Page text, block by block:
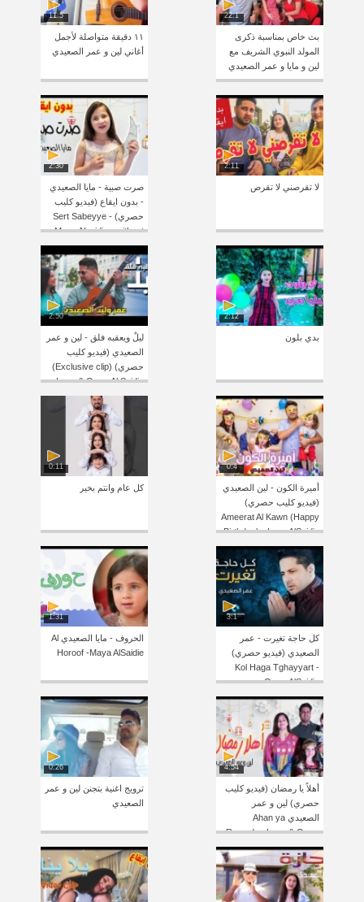
22:1
بث خاص بمناسبة ذكرى
المولد النبوي الشريف مع
لين و مايا و عمر الصعيدي
11:5
١١ دقيقة متواصلة لأجمل
أغاني لين و عمر الصعيدي
2:11
لا تقرصني لا تقرص
2:30
صرت صبية - مايا الصعيدي
- بدون ايقاع (فيديو كليب
حصري) Sert Sabeyye -
Maya Alsaidie - without
Drum
2:12
بدي بلون
2:50
ليلٌ ويعقبه فلق - لين و عمر
الصعيدي (فيديو كليب
حصري) (Exclusive clip)
Leen & Omar Al Saidie
0:4
أميرة الكون - لين الصعيدي
(فيديو كليب حصري)
Ameerat Al Kawn (Happy
Birthday) - Leen AlSaidie
0:11
كل عام وانتم بخير
3:1
كل حاجة تغيرت - عمر
الصعيدي (فيديو حصري)
Kol Haga Tghayyart -
Omar AlSaidie
1:31
الحروف - مايا الصعيدي Al
Horoof -Maya AlSaidie
4:54
أهلاً يا رمضان (فيديو كليب
حصري) لين و عمر
الصعيدي Ahan ya
Ramadan Leen & Omar
0:26
ترويج اغنية بتجنن لين و عمر
الصعيدي